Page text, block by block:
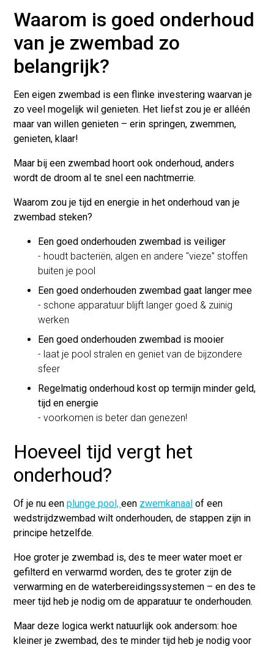
Waarom is goed onderhoud
van je zwembad zo
belangrijk?
Een eigen zwembad is een flinke investering waarvan je
zo veel mogelijk wil genieten. Het liefst zou je er alléén
maar van willen genieten – erin springen, zwemmen,
genieten, klaar!
Maar bij een zwembad hoort ook onderhoud, anders
wordt de droom al te snel een nachtmerrie.
Waarom zou je tijd en energie in het onderhoud van je
zwembad steken?
Een goed onderhouden zwembad is veiliger
- houdt bacteriën, algen en andere "vieze” stoffen
buiten je pool
Een goed onderhouden zwembad gaat langer mee
- schone apparatuur blijft langer goed & zuinig
werken
Een goed onderhouden zwembad is mooier
- laat je pool stralen en geniet van de bijzondere
sfeer
Regelmatig onderhoud kost op termijn minder geld,
tijd en energie
- voorkomen is beter dan genezen!
Hoeveel tijd vergt het
onderhoud?
Of je nu eenplunge pool,een zwemkanaal of een
wedstrijdzwembad wilt onderhouden, de stappen zijn in
principe hetzelfde.
Hoe groter je zwembad is, des te meer water moet er
gefilterd en verwarmd worden, des te groter zijn de
verwarming en de waterbereidingssystemen – en des te
meer tijd heb je nodig om de apparatuur te onderhouden.
Maar deze logica werkt natuurlijk ook andersom: hoe
kleiner je zwembad, des te minder tijd heb je nodig voor